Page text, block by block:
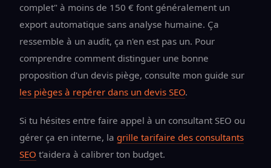
complet" à moins de 150 € font généralement un
export automatique sans analyse humaine. Ça
ressemble à un audit, ça n'en est pas un. Pour
comprendre comment distinguer une bonne
proposition d'un devis piège, consulte mon guide sur
les pièges à repérer dans un devis SEO.
Si tu hésites entre faire appel à un consultant SEO ou
gérer ça en interne, la grille tarifaire des consultants
SEO t'aidera à calibrer ton budget.